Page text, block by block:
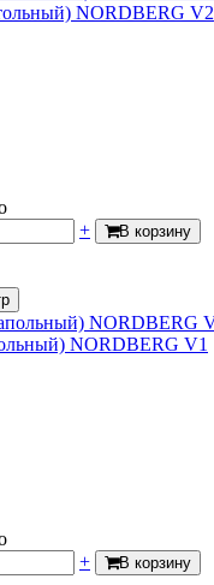
NORDBERG V2
+ В корзину
NORDBERG V1
+ В корзину